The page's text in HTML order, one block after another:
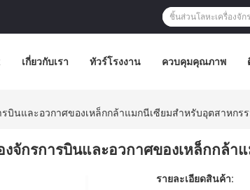
เกี่ยวกับเรา ทัวร์โรงงาน ควบคุมคุณภาพ
บินและอวกาศของเหล็กกล้าแมกนีเซียมสำหรับอุตสาหกร
งจักรการบินและอวกาศของเหล็กกล้
รายละเอียดสินค้า: